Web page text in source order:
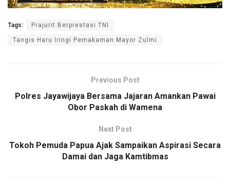
Tags: Prajurit Berprestasi TNI
Tangis Haru Iringi Pemakaman Mayor Zulmi
Previous Post
Polres Jayawijaya Bersama Jajaran Amankan Pawai
Obor Paskah di Wamena
Next Post
Tokoh Pemuda Papua Ajak Sampaikan Aspirasi Secara
Damai dan Jaga Kamtibmas